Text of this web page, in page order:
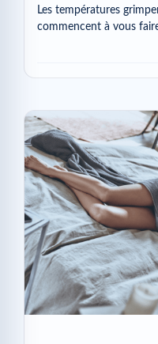
Les températures
commencent à vous